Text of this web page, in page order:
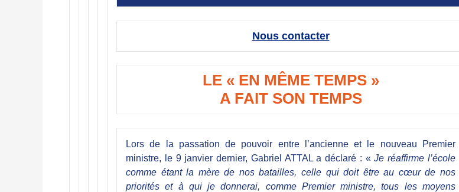
Nous contacter
LE « EN MÊME TEMPS »
A FAIT SON TEMPS
Lors de la passation de pouvoir entre l’ancienne et le nouveau Premier
ministre, le 9 janvier dernier, Gabriel ATTAL a déclaré : «Je réaffirme l’école
comme étant la mère de nos batailles, celle qui doit être au cœur de nos
priorités et à qui je donnerai, comme Premier ministre, tous les moyens